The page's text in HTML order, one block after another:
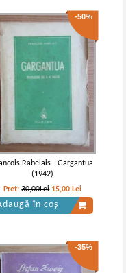
-50%
Rabelais - Gargantua
(1942)
Pret:30,00Lei 15,00 Lei
în coș
-35%